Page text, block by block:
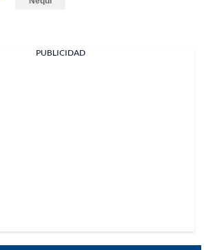
PUBLICIDAD